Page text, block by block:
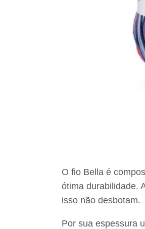
O fio Bella é
ótima durabilidade.
isso não desbotam.
Por sua espessura